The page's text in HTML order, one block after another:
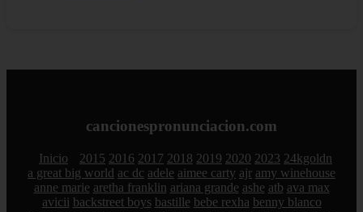
cancionespronunciacion.com
Inicio 2015 2016 2017 2018 2019 2020 2023 24kgoldn
a great big world ac dc adele aimee carty ajr amy winehouse
anne marie aretha franklin ariana grande ashe atb ava max
avicii backstreet boys bastille bebe rexha benny blanco